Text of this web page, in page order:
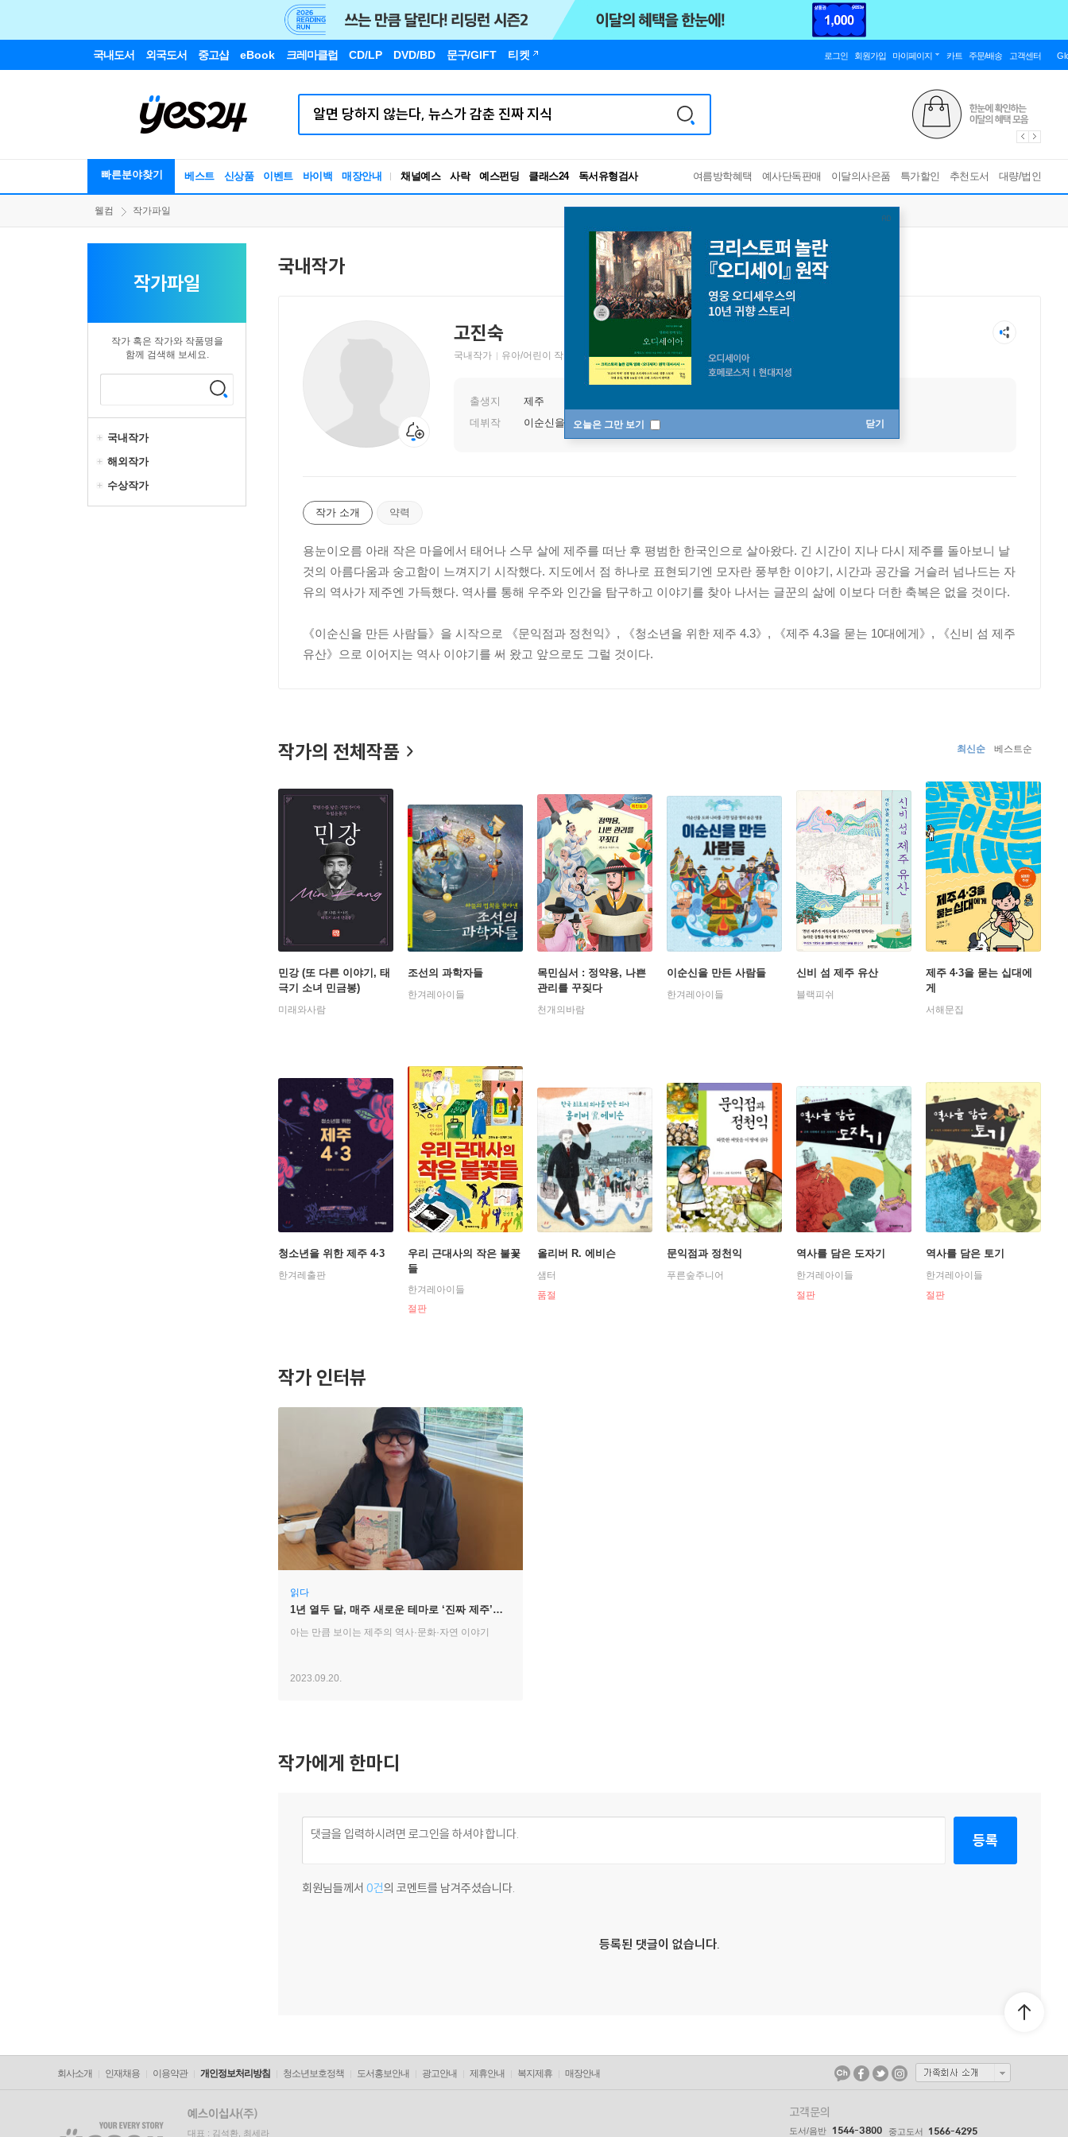
국내도서 외국도서 중고샵 eBook 크레마클럽 CD/LP DVD/BD 문구/GIFT 티켓 로그인 회원가입 마이페이지 카트 주문/배송 고객센터
빠른분야찾기 베스트 신상품 이벤트 바이백 매장안내 채널예스 사락 예스펀딩 클래스24
RBTI Lab
독서유형검사
여름방학혜택 예사단독판매 이달의사은품 특가할인 추천도서 대량/법인
오늘은 그만 보기 닫기
웰컴 작가파일
작가파일
작가 혹은 작가와 작품명을
함께 검색해 보세요.
국내작가
해외작가
수상작가
국내작가
고진숙
국내작가 유아/어린이 작가
출생지 제주
데뷔작
이순신을 만든 사람들
작가 소개 약력
용눈이오름 아래 작은 마을에서 태어나 스무 살에 제주를 떠난 후 평범한 한국인으로 살아왔다. 긴 시간이 지나 다시 제주를 돌아보니 날
것의 아름다움과 숭고함이 느껴지기 시작했다. 지도에서 점 하나로 표현되기엔 모자란 풍부한 이야기, 시간과 공간을 거슬러 넘나드는 자
유의 역사가 제주엔 가득했다. 역사를 통해 우주와 인간을 탐구하고 이야기를 찾아 나서는 글꾼의 삶에 이보다 더한 축복은 없을 것이다.
《이순신을 만든 사람들》을 시작으로 《문익점과 정천익》, 《청소년을 위한 제주 4.3》, 《제주 4.3을 묻는 10대에게》, 《신비 섬 제주
유산》으로 이어지는 역사 이야기를 써 왔고 앞으로도 그럴 것이다.
작가의 전체작품 최신순 베스트순
민강 (또 다른 이야기, 태
극기 소녀 민금봉)
미래와사람
조선의 과학자들
한겨레아이들
목민심서 : 정약용, 나쁜
관리를 꾸짖다
천개의바람
이순신을 만든 사람들
한겨레아이들
신비 섬 제주 유산
블랙피쉬
제주 4·3을 묻는 십대에
게
서해문집
청소년을 위한 제주 4·3
한겨레출판
우리 근대사의 작은 불꽃
들
한겨레아이들
절판
올리버 R. 에비슨
샘터
품절
문익점과 정천익
푸른숲주니어
역사를 담은 도자기
한겨레아이들
절판
역사를 담은 토기
한겨레아이들
절판
작가 인터뷰
읽다
1년 열두 달, 매주 새로운 테마로 ‘진짜 제주’를
아는 만큼 보이는 제주의 역사·문화·자연 이야기
2023.09.20.
작가에게 한마디
등록
회원님들께서 0건의 코멘트를 남겨주셨습니다.
등록된 댓글이 없습니다.
회사소개 인재채용 이용약관 개인정보처리방침 청소년보호정책 도서홍보안내 광고안내 제휴안내 복지제휴 매장안내
대표 : 김석환, 최세라
고객문의
도서/음반 1544-3800 중고도서 1566-4295